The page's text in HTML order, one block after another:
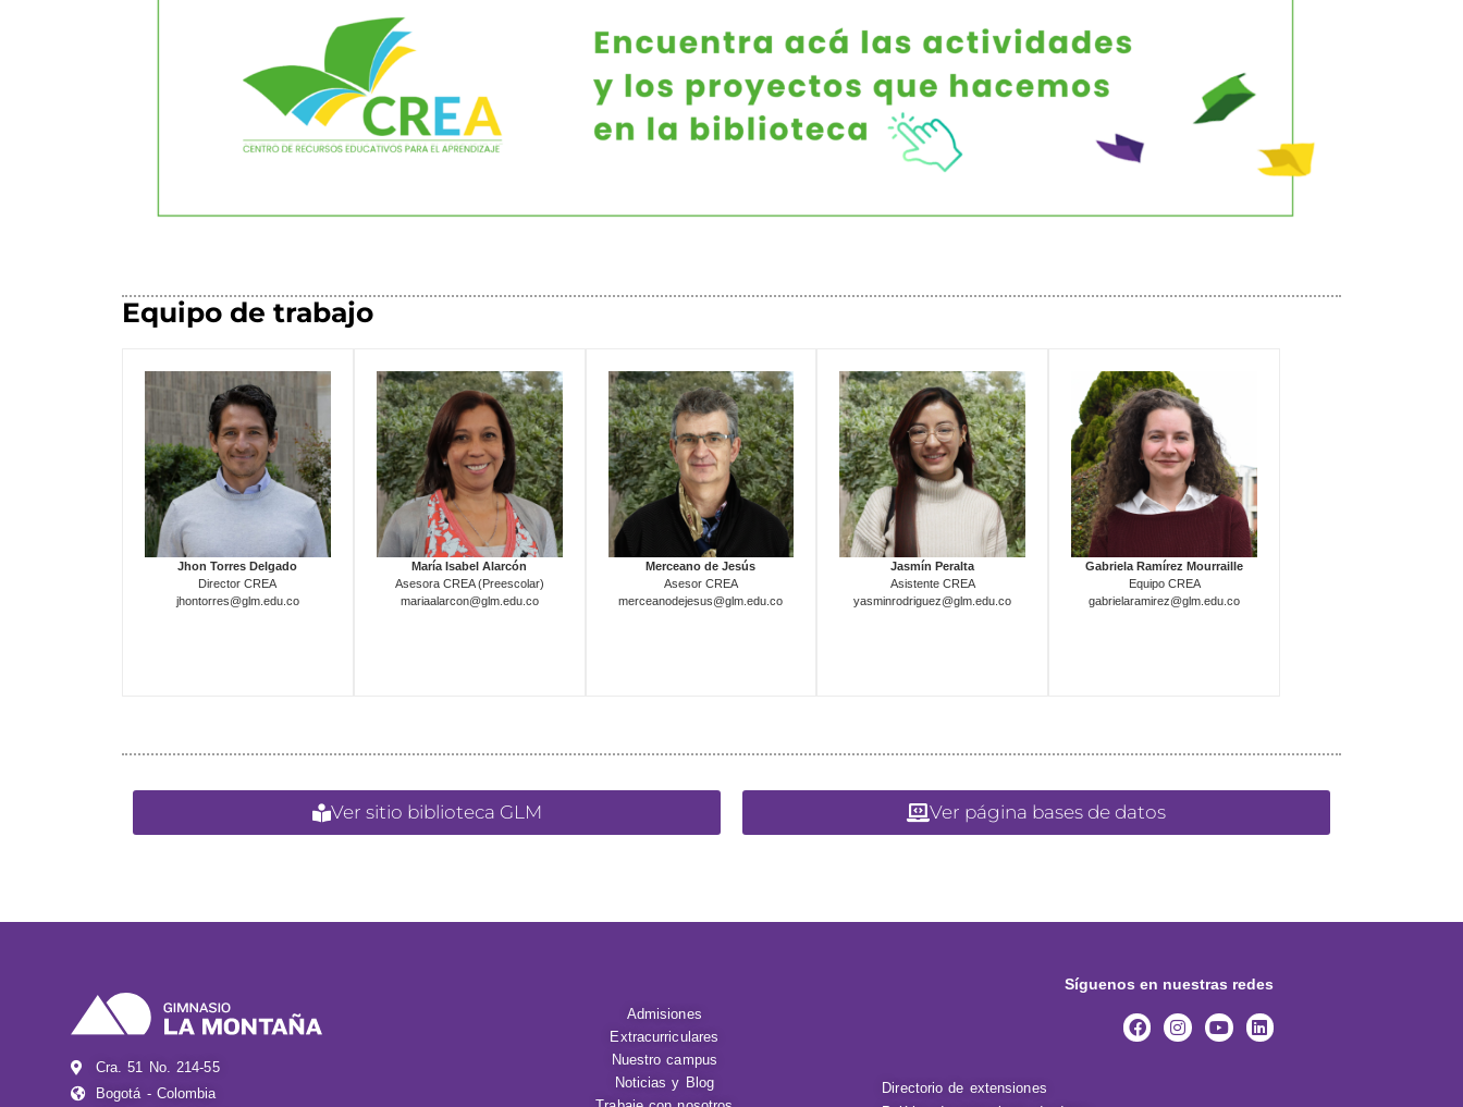
Equipo de trabajo
Jhon Torres Delgado
Director CREA
jhontorres@glm.edu.co
María Isabel Alarcón
Asesora CREA (Preescolar)
mariaalarcon@glm.edu.co
Merceano de Jesús
Asesor CREA
merceanodejesus@glm.edu.co
Jasmín Peralta
Asistente CREA
yasminrodriguez@glm.edu.co
Gabriela Ramírez Mourraille
Equipo CREA
gabrielaramirez@glm.edu.co
Ver sitio biblioteca GLM Ver página bases de datos
Cra. 51 No. 214-55
Bogotá - Colombia
Admisiones
Extracurriculares
Nuestro campus
Noticias y Blog
Síguenos en nuestras redes
Directorio de extensiones